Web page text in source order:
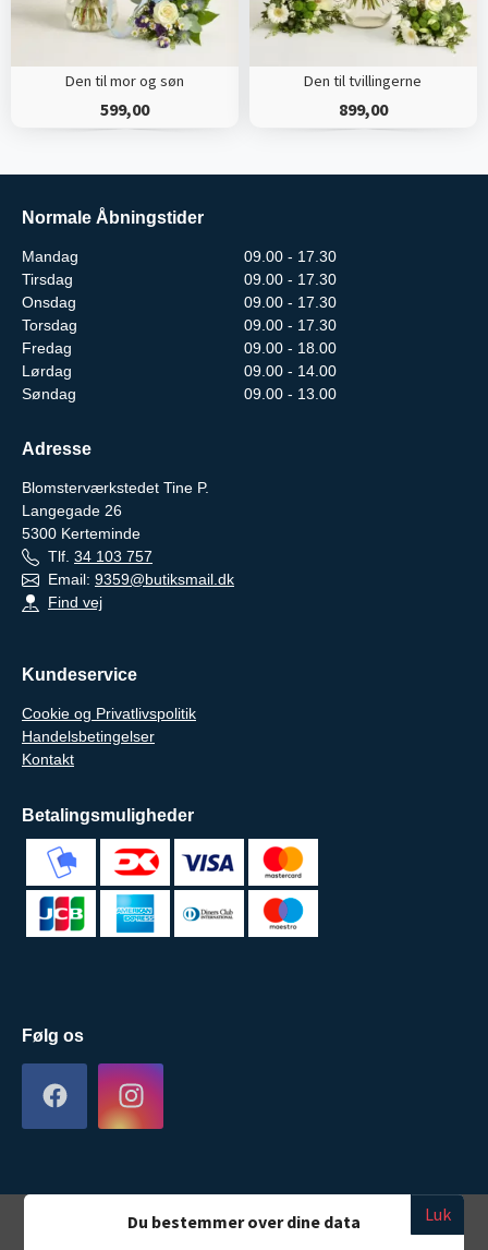
Den til mor og søn
599,00
Den til tvillingerne
899,00
Normale Åbningstider
Mandag
09.00 - 17.30
Tirsdag
09.00 - 17.30
Onsdag
09.00 - 17.30
Torsdag
09.00 - 17.30
Fredag
09.00 - 18.00
Lørdag
09.00 - 14.00
Søndag
09.00 - 13.00
Adresse
Blomsterværkstedet Tine P.
Langegade 26
5300 Kerteminde
Tlf. 34 103 757
Email: 9359@butiksmail.dk
Find vej
Kundeservice
Cookie og Privatlivspolitik
Handelsbetingelser
Kontakt
Betalingsmuligheder
Følg os
Luk
Du bestemmer over dine data